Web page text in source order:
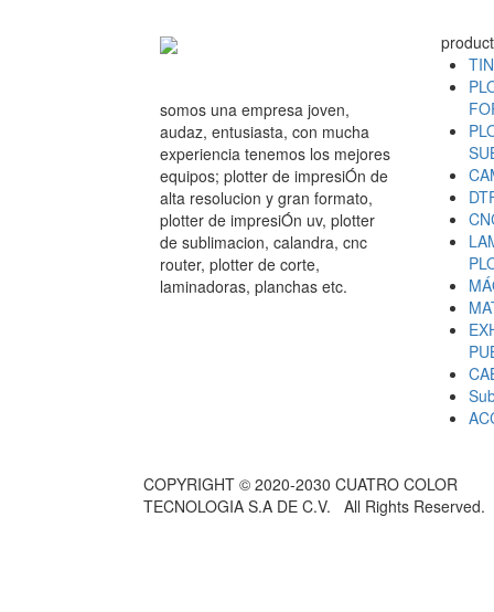
somos una empresa joven,
audaz, entusiasta, con mucha
experiencia tenemos los mejores
equipos; plotter de impresiÓn de
alta resolucion y gran formato,
plotter de impresiÓn uv, plotter
de sublimacion, calandra, cnc
router, plotter de corte,
laminadoras, planchas etc.
COPYRIGHT © 2020-2030 CUATRO COLOR
TECNOLOGIA S.A DE C.V. All Rights Reserved.